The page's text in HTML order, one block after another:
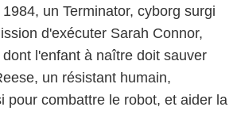
un Terminator, cyborg surgi
d'exécuter Sarah Connor,
l'enfant à naître doit sauver
un résistant humain,
pour combattre le robot, et aider la